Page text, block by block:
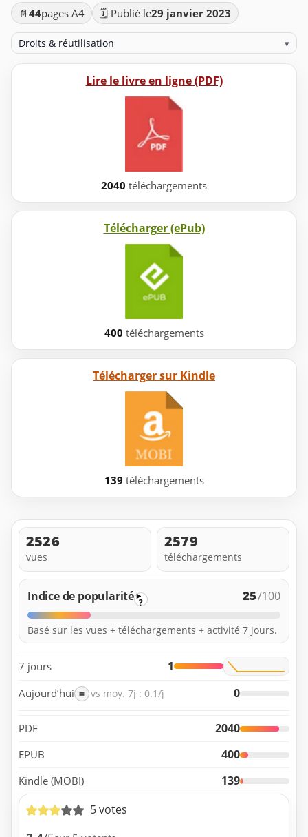
📄 44pages A4 🗓️ Publié le29 janvier 2023
Droits & réutilisation ▾
Lire le livre en ligne (PDF)
2040 téléchargements
Télécharger (ePub)
400 téléchargements
Télécharger sur Kindle
139 téléchargements
2526
vues
2579
téléchargements
Indice de popularité ? 25/100
Basé sur les vues + téléchargements + activité 7 jours.
7 jours 1
Aujourd’hui = vs moy. 7j : 0.1/j 0
PDF 2040
EPUB 400
Kindle (MOBI)
139
5 votes